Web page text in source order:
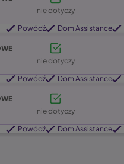
nie dotyczy
Powódź
Dom Assistance
nie dotyczy
Powódź
Dom Assistance
nie dotyczy
Powódź
Dom Assistance